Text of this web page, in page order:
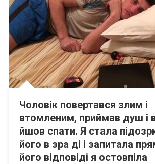
Чоловік повертався злим і
втомленим, приймав душ і
йшов спати. Я стала
його в зра ді і запитала
його відповіді я остовпіла